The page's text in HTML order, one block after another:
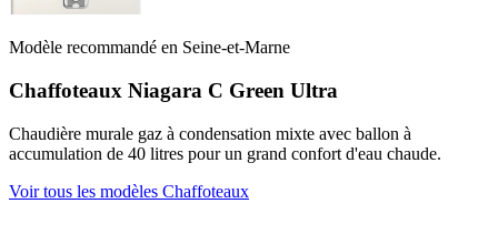
Modèle recommandé en Seine-et-Marne
Chaffoteaux Niagara C Green Ultra
Chaudière murale gaz à condensation mixte avec ballon à
accumulation de 40 litres pour un grand confort d'eau chaude.
Voir tous les modèles Chaffoteaux